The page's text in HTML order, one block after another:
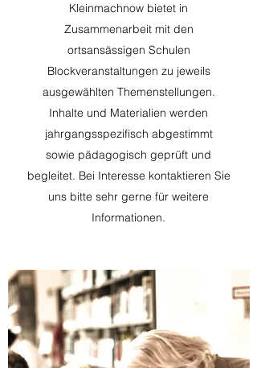
Kleinmachnow bietet in
Zusammenarbeit mit den
ortsansässigen Schulen
Blockveranstaltungen zu jeweils
ausgewählten Themenstellungen.
Inhalte und Materialien werden
jahrgangsspezifisch abgestimmt
sowie pädagogisch geprüft und
begleitet. Bei Interesse kontaktieren Sie
uns bitte sehr gerne für weitere
Informationen.